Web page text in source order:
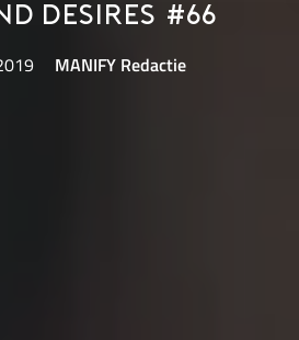
Desires #66
MANIFY Redactie